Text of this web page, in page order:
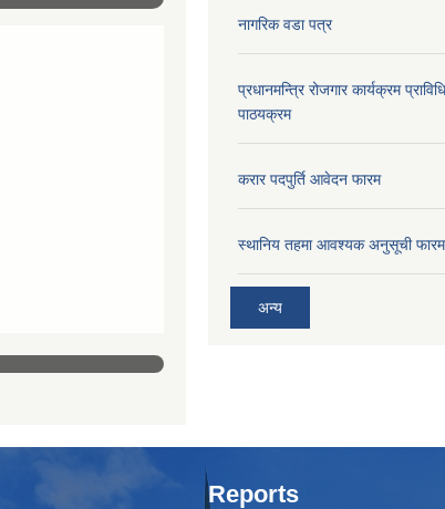
नागरिक वडा पत्र
प्रधानमन्त्रि रोजगार कार्यक्रम
पाठयक्रम
करार पदपुर्ति आवेदन फारम
स्थानिय तहमा आवश्यक अनुसूची
अन्य
Reports